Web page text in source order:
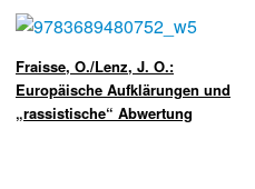
Fraisse, O./Lenz, J. O.:
Europäische Aufklärungen und
„rassistische“ Abwertung